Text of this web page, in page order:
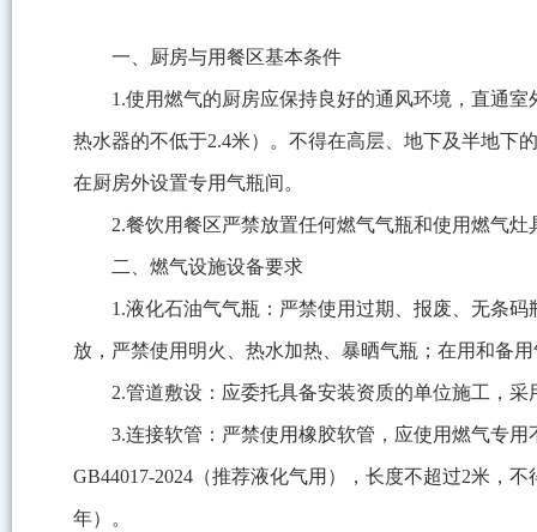
一、厨房与用餐区基本条件
1.使用燃气的厨房应保持良好的通风环境，直通
热水器的不低于2.4米）。不得在高层、地下及半地下
在厨房外设置专用气瓶间。
2.餐饮用餐区严禁放置任何燃气气瓶和使用燃气
二、燃气设施设备要求
1.液化石油气气瓶：严禁使用过期、报废、无条
放，严禁使用明火、热水加热、暴晒气瓶；在用和备
2.管道敷设：应委托具备安装资质的单位施工，
3.连接软管：严禁使用橡胶软管，应使用燃气专用
GB44017-2024（推荐液化气用），长度不超过2米，
年）。